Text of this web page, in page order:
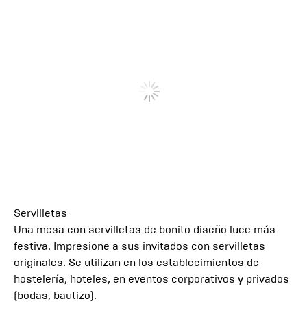
Servilletas
Una mesa con servilletas de bonito diseño luce más
festiva. Impresione a sus invitados con servilletas
originales. Se utilizan en los establecimientos de
hostelería, hoteles, en eventos corporativos y privados
(bodas, bautizo).